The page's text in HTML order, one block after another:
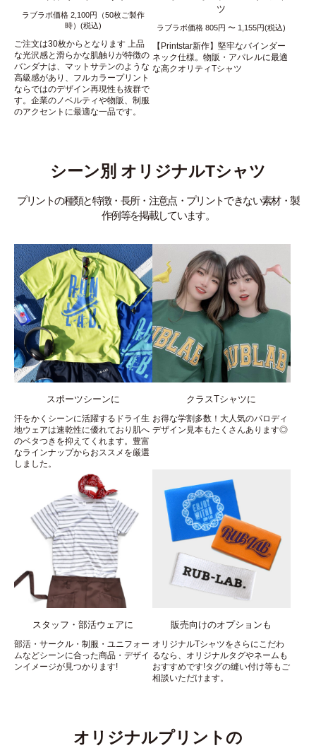
ラブラボ価格 2,100円（50枚ご製作
時）(税込)
ご注文は30枚からとなります 上品
な光沢感と滑らかな肌触りが特徴の
バンダナは、マットサテンのような
高級感があり、フルカラープリント
ならではのデザイン再現性も抜群で
す。企業のノベルティや物販、制服
のアクセントに最適な一品です。
ツ
ラブラボ価格 805円 〜 1,155円(税込)
【Printstar新作】堅牢なバインダー
ネック仕様。物販・アパレルに最適
な高クオリティTシャツ
シーン別 オリジナルTシャツ
プリントの種類と特徴・長所・注意点・プリントできない素材・製
作例等を掲載しています。
スポーツシーンに
汗をかくシーンに活躍するドライ生
地ウェアは速乾性に優れており肌へ
のベタつきを抑えてくれます。豊富
なラインナップからおススメを厳選
しました。
クラスTシャツに
お得な学割多数！大人気のパロディ
デザイン見本もたくさんあります◎
スタッフ・部活ウェアに
部活・サークル・制服・ユニフォー
ムなどシーンに合った商品・デザイ
ンイメージが見つかります!
販売向けのオプションも
オリジナルTシャツをさらにこだわ
るなら、オリジナルタグやネームも
おすすめです!タグの縫い付け等もご
相談いただけます。
オリジナルプリントの